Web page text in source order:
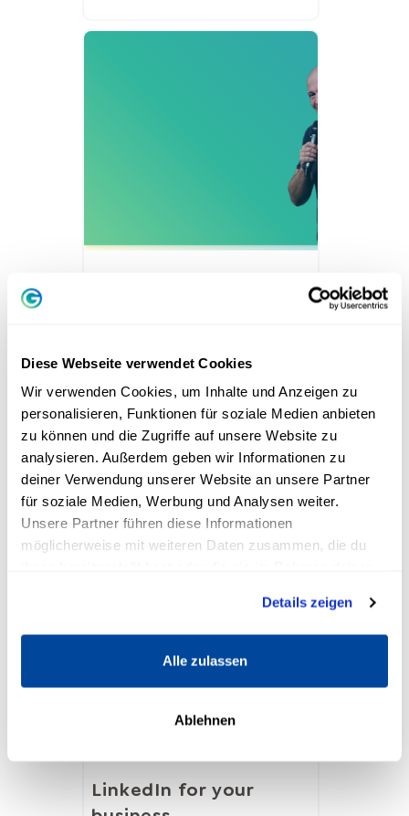
Diese Webseite verwendet Cookies
Wir verwenden Cookies, um Inhalte und Anzeigen zu
personalisieren, Funktionen für soziale Medien anbieten
zu können und die Zugriffe auf unsere Website zu
analysieren. Außerdem geben wir Informationen zu
deiner Verwendung unserer Website an unsere Partner
für soziale Medien, Werbung und Analysen weiter.
Unsere Partner führen diese Informationen
möglicherweise mit weiteren Daten zusammen, die du
Details zeigen
Alle zulassen
Ablehnen
5Chapter
TEST COURSE
LinkedIn for your